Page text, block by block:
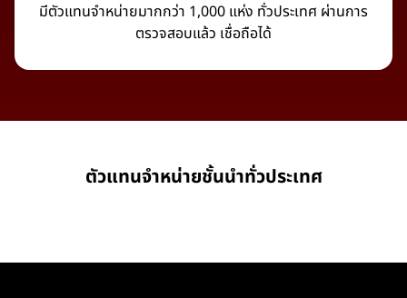
มีตัวแทนจำหน่ายมากกว่า 1,000 แห่ง ทั่วประเทศ ผ่านการ
ตรวจสอบแล้ว เชื่อถือได้
ตัวแทนจำหน่ายชั้นนำทั่วประเทศ